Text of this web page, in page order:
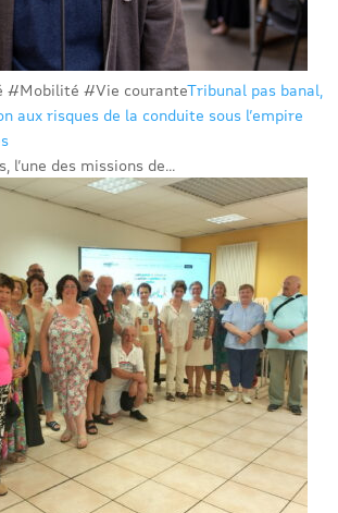
#Mobilité #Vie couranteTribunal pas banal,
aux risques de la conduite sous l’empire
l’une des missions de...